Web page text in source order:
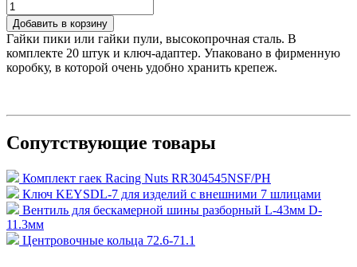
Добавить в корзину
Гайки пики или гайки пули, высокопрочная сталь. В
комплекте 20 штук и ключ-адаптер. Упаковано в фирменную
коробку, в которой очень удобно хранить крепеж.
Сопутствующие товары
Комплект гаек Racing Nuts RR304545NSF/PH
Ключ KEYSDL-7 для изделий с внешними 7 шлицами
Вентиль для бескамерной шины разборный L-43мм D-
11.3мм
Центровочные кольца 72.6-71.1